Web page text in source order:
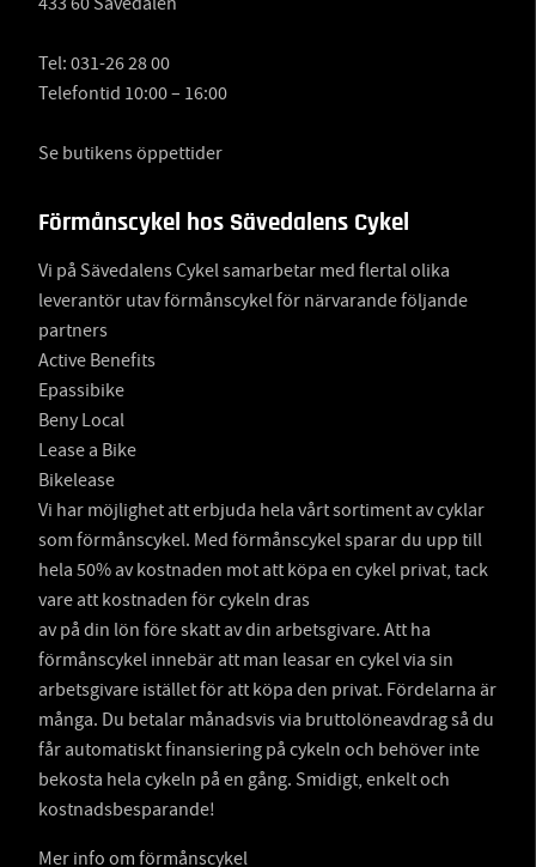
Tel: 031-26 28 00
Telefontid 10:00 – 16:00
Se butikens öppettider
Förmånscykel hos Sävedalens Cykel
Vi på Sävedalens Cykel samarbetar med flertal olika
leverantör utav förmånscykel för närvarande följande
partners
Active Benefits
Epassibike
Beny Local
Lease a Bike
Bikelease
Vi har möjlighet att erbjuda hela vårt sortiment av cyklar
som förmånscykel. Med förmånscykel sparar du upp till
hela 50% av kostnaden mot att köpa en cykel privat, tack
vare att kostnaden för cykeln dras
av på din lön före skatt av din arbetsgivare. Att ha
förmånscykel innebär att man leasar en cykel via sin
arbetsgivare istället för att köpa den privat. Fördelarna är
många. Du betalar månadsvis via bruttolöneavdrag så du
får automatiskt finansiering på cykeln och behöver inte
bekosta hela cykeln på en gång. Smidigt, enkelt och
kostnadsbesparande!
Mer info om förmånscykel